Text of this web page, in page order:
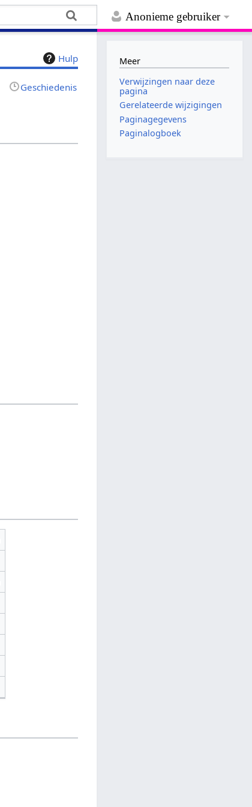
Anonieme gebruiker
Hulp
Geschiedenis
Meer
Verwijzingen naar deze
pagina
Gerelateerde wijzigingen
Paginagegevens
Paginalogboek